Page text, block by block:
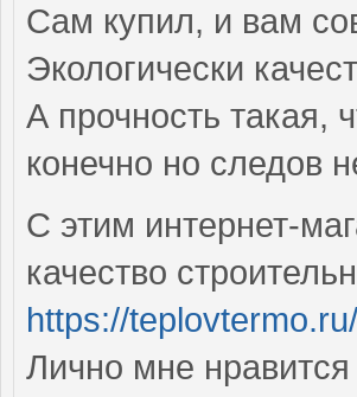
Сам купил, и вам
Экологически
А прочность такая,
конечно но следов
С этим интернет-
качество
https://teplovtermo.ru/
Лично мне